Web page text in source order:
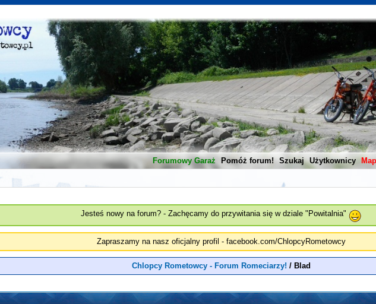
Forumowy Garaż Pomóż forum! Szukaj Użytkownicy
Jesteś nowy na forum? - Zachęcamy do przywitania się w dziale "Powitalnia"
Zapraszamy na nasz oficjalny profil - facebook.com/ChlopcyRometowcy
Chlopcy Rometowcy - Forum Romeciarzy! / Blad